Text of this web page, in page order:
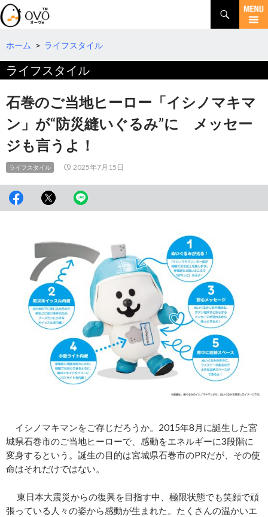
検
索
コ
テ
ツ
へ
移
動
ホーム > ライフスタイル
ライフスタイル
石巻のご当地ヒーロー「イシノマキマ
ン」が“防災縫いぐるみ”に メッセー
ジも言うよ！
ライフスタイル 2025年7月15日
イシノマキマンをご存じだろうか。2015年8月に誕生した宮
城県石巻市のご当地ヒーローで、感動をエネルギーに3段階に
変身するという。誕生の目的は宮城県石巻市のPRだが、その使
命はそれだけではない。
東日本大震災からの復興を目指す中、極限状態でも笑顔で頑
張っている人々の姿から感動が生まれた。たくさんの温かいエ